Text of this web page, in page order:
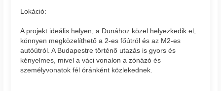
Lokáció:
A projekt ideális helyen, a Dunához közel helyezkedik el,
könnyen megközelíthető a 2-es főútról és az M2-es
autóútról. A Budapestre történő utazás is gyors és
kényelmes, mivel a váci vonalon a zónázó és
személyvonatok fél óránként közlekednek.